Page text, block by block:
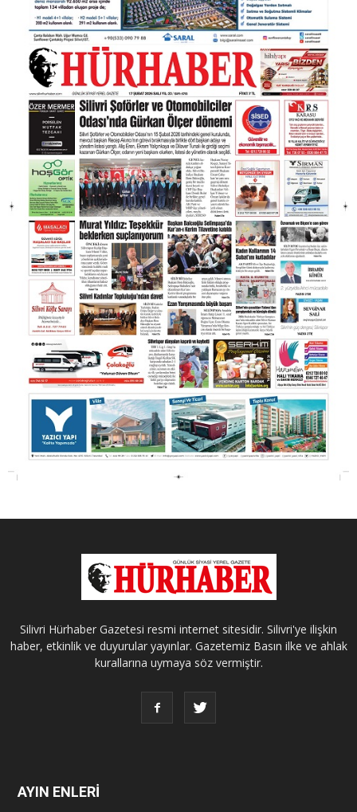
Silivri Hürhaber Gazetesi resmi internet sitesidir. Silivri'ye ilişkin
haber, etkinlik ve duyurular yayınlar. Gazetemiz Basın ilke ve ahlak
kurallarına uymaya söz vermiştir.
AYIN ENLERİ